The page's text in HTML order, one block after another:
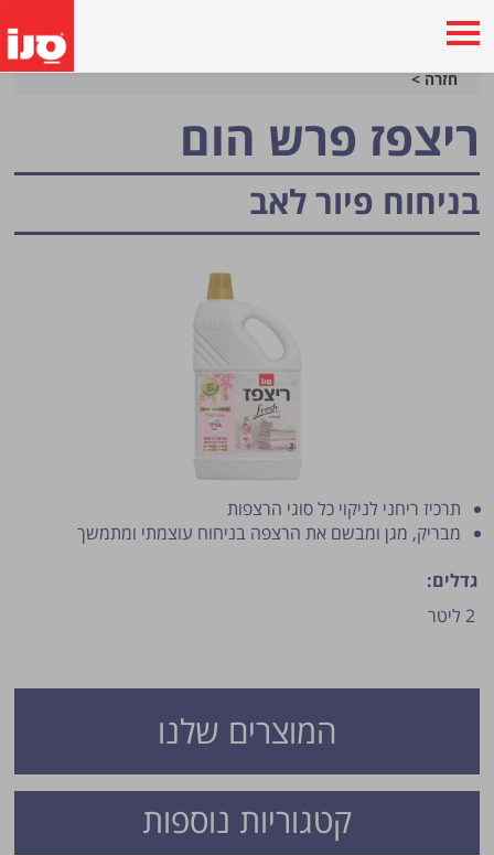
חזרה >
המוצרים שלנו
ריצפז פרש הום
בניחוח פיור לאב
תרכיז ריחני לניקוי כל סוגי הרצפות
מבריק, מגן ומבשם את הרצפה בניחוח עוצמתי ומתמשך
גדלים:
2 ליטר
קטגוריות נוספות
פרסום הטיפ מותנה לשיקול מנהל האתר.